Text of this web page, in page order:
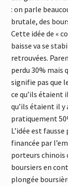
: on parle
brutale, des
Cette idée de «
baisse va se
retrouvées.
perdu 30% mais
signifie pas que
ce qu’ils étaient
qu’ils étaient il y
pratiquement
L’idée est
financée par
porteurs chinois
boursiers en
plongée